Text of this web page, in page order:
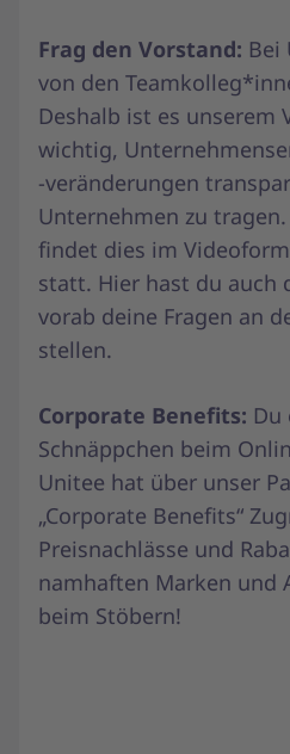
Frag den Vorstand: Bei
von den
Deshalb ist es unserem
wichtig,
-veränderungen
Unternehmen zu
findet dies im
statt. Hier hast du auch
vorab deine Fragen an
stellen.
Corporate Benefits: Du
Schnäppchen beim
Unitee hat über unser
„Corporate Benefits“
Preisnachlässe und
namhaften Marken und
beim Stöbern!